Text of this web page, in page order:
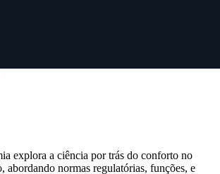
explora a ciência por trás do conforto no
abordando normas regulatórias, funções, e